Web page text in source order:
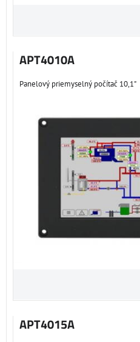
APT4010A
Panelový priemyselný počítač 10,1"
APT4015A